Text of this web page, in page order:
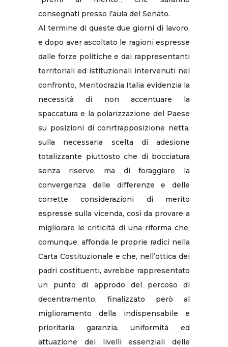
consegnati presso l’aula del Senato.
Al termine di queste due giorni di lavoro,
e dopo aver ascoltato le ragioni espresse
dalle forze politiche e dai rappresentanti
territoriali ed istituzionali intervenuti nel
confronto, Meritocrazia Italia evidenzia la
necessità di non accentuare la
spaccatura e la polarizzazione del Paese
su posizioni di conrtrapposizione netta,
sulla necessaria scelta di adesione
totalizzante piuttosto che di bocciatura
senza riserve, ma di foraggiare la
convergenza delle differenze e delle
corrette considerazioni di merito
espresse sulla vicenda, così da provare a
migliorare le criticità di una riforma che,
comunque, affonda le proprie radici nella
Carta Costituzionale e che, nell’ottica dei
padri costituenti, avrebbe rappresentato
un punto di approdo del percoso di
decentramento, finalizzato però al
miglioramento della indispensabile e
prioritaria garanzia, uniformità ed
attuazione dei livelli essenziali delle